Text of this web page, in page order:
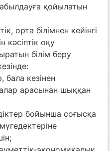
қойылатын
орта білімнен кейінгі
кәсіптік оқу
білім беру
бала кезінен
арасынан шыққан
бойынша соғысқа